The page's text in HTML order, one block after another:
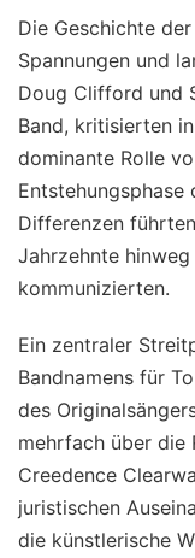
Die Geschichte
Spannungen und
Doug Clifford und
Band, kritisierten
dominante Rolle
Differenzen
Jahrzehnte
kommunizierten.
Ein zentraler
Bandnamens für
des
mehrfach über die
Creedence
juristischen
die künstlerische